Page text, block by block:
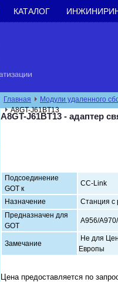
КАТАЛОГ
Главная
Модули удаленного
A8GT-J61BT13
A8GT-J61BT13 - адаптер
Подсоединение
GOT к
CC-Link
Назначение
Станция с
Предназначен для
GOT
А956/
Замечание
Не для
Цена предоставляется по